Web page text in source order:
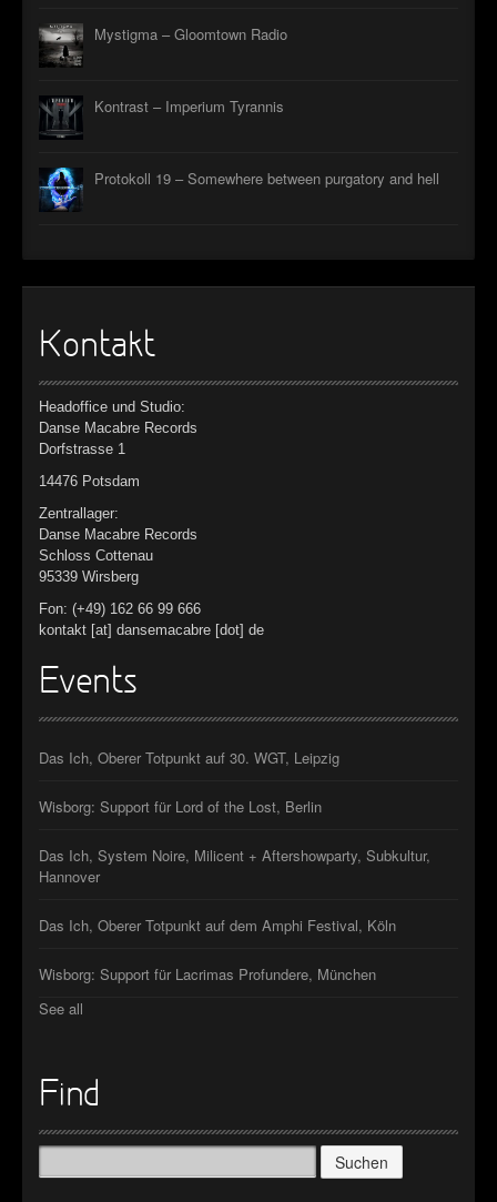
Mystigma – Gloomtown Radio
Kontrast – Imperium Tyrannis
Protokoll 19 – Somewhere between purgatory and hell
Kontakt
Headoffice und Studio:
Danse Macabre Records
Dorfstrasse 1
14476 Potsdam
Zentrallager:
Danse Macabre Records
Schloss Cottenau
95339 Wirsberg
Fon: (+49) 162 66 99 666
kontakt [at] dansemacabre [dot] de
Events
Das Ich, Oberer Totpunkt auf 30. WGT, Leipzig
Wisborg: Support für Lord of the Lost, Berlin
Das Ich, System Noire, Milicent + Aftershowparty, Subkultur,
Hannover
Das Ich, Oberer Totpunkt auf dem Amphi Festival, Köln
Wisborg: Support für Lacrimas Profundere, München
See all
Find
Suchen
nach: